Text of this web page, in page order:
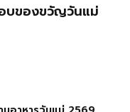
บของขวัญวันแม่